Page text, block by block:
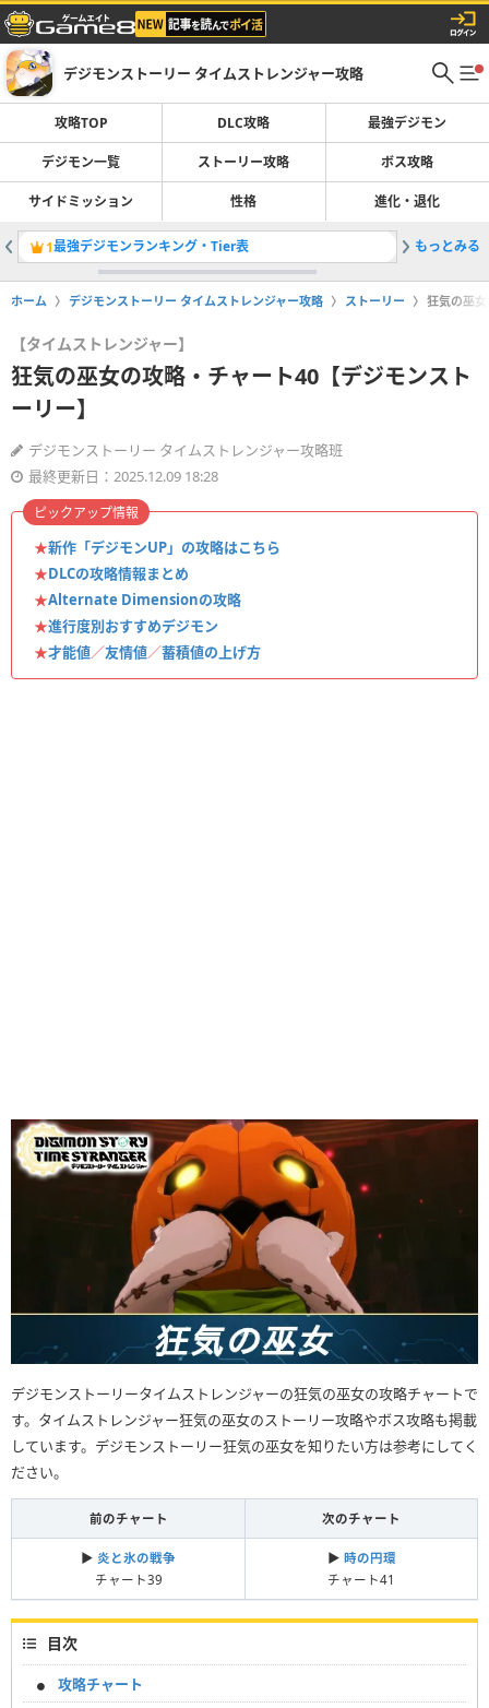
デジモンストーリー タイムストレンジャー攻略
攻略TOP DLC攻略 最強デジモン
デジモン一覧 ストーリー攻略 ボス攻略
サイドミッション 性格 進化・退化
1最強デジモンランキング・Tier表 2登場デ
もっとみる
ホーム デジモンストーリー タイムストレンジャー攻略 ストーリー 狂気の巫
【タイムストレンジャー】
狂気の巫女の攻略・チャート40【デジモンスト
ーリー】
デジモンストーリー タイムストレンジャー攻略班
最終更新日：2025.12.09 18:28
★新作「デジモンUP」の攻略はこちら
★DLCの攻略情報まとめ
★Alternate Dimensionの攻略
★進行度別おすすめデジモン
★才能値／友情値／蓄積値の上げ方
ピックアップ情報
デジモンストーリータイムストレンジャーの狂気の巫女の攻略チャートで
す。タイムストレンジャー狂気の巫女のストーリー攻略やボス攻略も掲載
しています。デジモンストーリー狂気の巫女を知りたい方は参考にしてく
ださい。
前のチャート 次のチャート
▶︎ 炎と氷の戦争
チャート39
▶︎ 時の円環
チャート41
目次
攻略チャート